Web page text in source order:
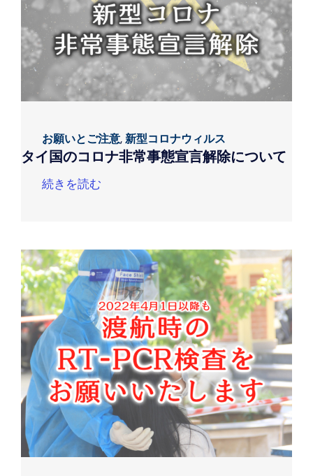
お願いとご注意,新型コロナウィルス
タイ国のコロナ非常事態宣言解除について
続きを読む